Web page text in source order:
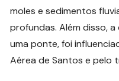
moles e sedimentos
profundas. Além disso,
uma ponte, foi
Aérea de Santos e pelo